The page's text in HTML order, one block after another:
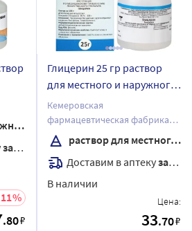
завтра
11
.80₽
Глицерин 25 гр раствор
для местного и наружного
применения флакон
Кемеровская
фармацевтическая фабрика
АО
раствор для местного и наружного применения
Доставим в аптекузавтра
В наличии
Цена:
33.70₽